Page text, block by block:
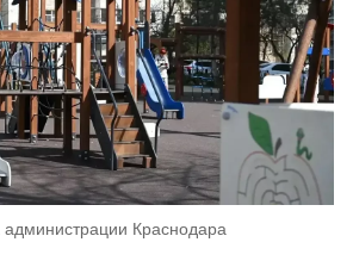
администрации Краснодара